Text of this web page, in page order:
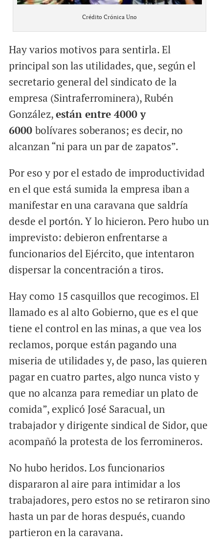
Crédito Crónica Uno
Hay varios motivos para sentirla. El
principal son las utilidades, que, según el
secretario general del sindicato de la
empresa (Sintraferrominera), Rubén
González,están entre 4000 y
6000 bolívares soberanos; es decir, no
alcanzan “ni para un par de zapatos”.
Por eso y por el estado de improductividad
en el que está sumida la empresa iban a
manifestar en una caravana que saldría
desde el portón. Y lo hicieron. Pero hubo un
imprevisto: debieron enfrentarse a
funcionarios del Ejército, que intentaron
dispersar la concentración a tiros.
Hay como 15 casquillos que recogimos. El
llamado es al alto Gobierno, que es el que
tiene el control en las minas, a que vea los
reclamos, porque están pagando una
miseria de utilidades y, de paso, las quieren
pagar en cuatro partes, algo nunca visto y
que no alcanza para remediar un plato de
comida”, explicó José Saracual, un
trabajador y dirigente sindical de Sidor, que
acompañó la protesta de los ferromineros.
No hubo heridos. Los funcionarios
dispararon al aire para intimidar a los
trabajadores, pero estos no se retiraron sino
hasta un par de horas después, cuando
partieron en la caravana.